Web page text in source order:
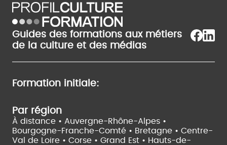
Guides des formations aux métiers
de la culture et des médias
Formation initiale:
Par région
À distance • Auvergne-Rhône-Alpes •
Bourgogne-Franche-Comté • Bretagne • Centre-
Val de Loire • Corse • Grand Est • Hauts-de-